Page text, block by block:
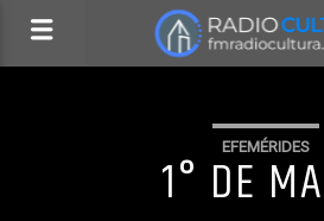
EFEMÉRIDES
1° DE